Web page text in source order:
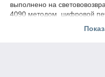
выполнено на
4090 методом цифровой
повреждений, например,